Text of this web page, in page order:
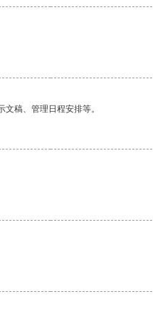
稿、管理日程安排等。